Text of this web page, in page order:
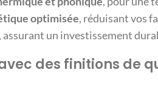
optimisée, réduisant vos
assurant un investissement
des finitions de